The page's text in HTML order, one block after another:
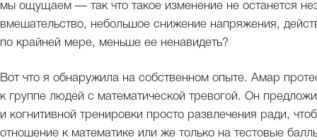
мы ощущаем — так что такое изменение не останется
вмешательство, небольшое снижение напряжения,
по крайней мере, меньше ее ненавидеть?
Вот что я обнаружила на собственном опыте. Амар
к группе людей с математической тревогой. Он
и когнитивной тренировки просто развлечения ради,
отношение к математике или же только на тестовые